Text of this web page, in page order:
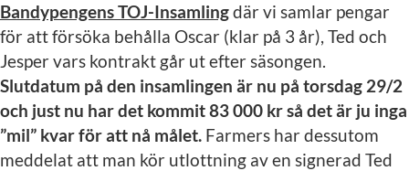
Bandypengens TOJ-Insamlingdär vi samlar pengar
för att försöka behålla Oscar (klar på 3 år), Ted och
Jesper vars kontrakt går ut efter säsongen.
Slutdatum på den insamlingen är nu på torsdag 29/2
och just nu har det kommit 83 000 kr så det är ju inga
”mil” kvar för att nå målet. Farmers har dessutom
meddelat att man kör utlottning av en signerad Ted